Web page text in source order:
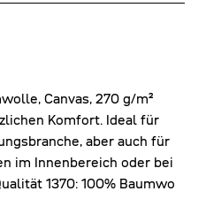
Canvas, 270 g/m²
Komfort. Ideal für
aber auch für
im Innenbereich oder bei
1370: 100% Baumwo